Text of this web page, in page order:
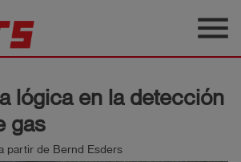
menu
lógica en la detección
gas
de Bernd Esders